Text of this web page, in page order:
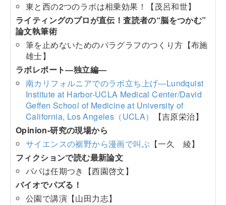
東と西の2つのラボは相乗効果！【茂呂和世】
ライティングのプロが直伝！査読者の“脳をつかむ”
論文執筆術
筆を止めないためのパラグラフのつくり方【布施
雄士】
ラボレポート―独立編―
南カリフォルニアでのラボ立ち上げ―Lundquist
Institute at Harbor-UCLA Medical Center/David
Geffen School of Medicine at University of
California, Los Angeles（UCLA）
【吉原栄治】
Opinion-研究の現場から
サイエンスの裾野から漫画で叫ぶ 【一久 綾】
フィクションで読む最新論文
パパは任期つき【西園啓文】
バイオでパズる！
公園で講演【山田力志】